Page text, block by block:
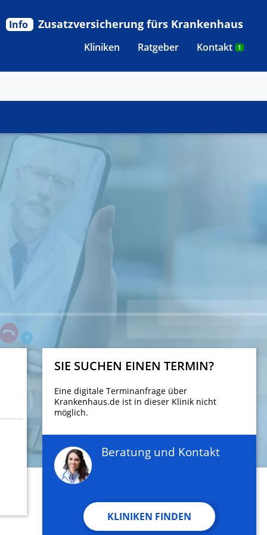
Kliniken
Ratgeber Kontakt 1
Info Zusatzversicherung fürs Krankenhaus
SIE SUCHEN EINEN TERMIN?
Eine digitale Terminanfrage über
Krankenhaus.de ist in dieser Klinik nicht
möglich.
Beratung und Kontakt
KLINIKEN FINDEN